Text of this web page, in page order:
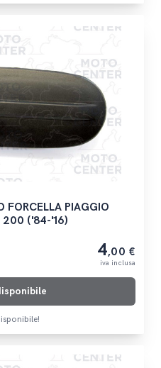
FORCELLA PIAGGIO
200 ('84-'16)
4,00 €
iva inclusa